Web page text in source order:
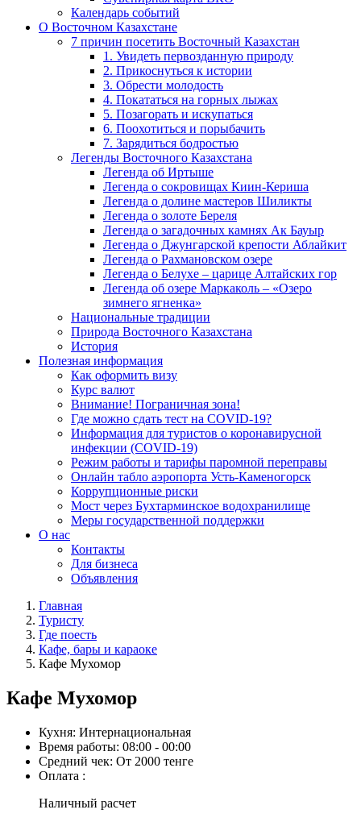
Календарь событий
О Восточном Казахстане
7 причин посетить Восточный Казахстан
1. Увидеть первозданную природу
2. Прикоснуться к истории
3. Обрести молодость
4. Покататься на горных лыжах
5. Позагорать и искупаться
6. Поохотиться и порыбачить
7. Зарядиться бодростью
Легенды Восточного Казахстана
Легенда об Иртыше
Легенда о сокровищах Киин-Кериша
Легенда о долине мастеров Шиликты
Легенда о золоте Береля
Легенда о загадочных камнях Ак Бауыр
Легенда о Джунгарской крепости Аблайкит
Легенда о Рахмановском озере
Легенда о Белухе – царице Алтайских гор
Легенда об озере Маркаколь – «Озеро
зимнего ягненка»
Национальные традиции
Природа Восточного Казахстана
История
Полезная информация
Как оформить визу
Курс валют
Внимание! Пограничная зона!
Где можно сдать тест на COVID-19?
Информация для туристов о коронавирусной
инфекции (COVID-19)
Режим работы и тарифы паромной переправы
Онлайн табло аэропорта Усть-Каменогорск
Коррупционные риски
Мост через Бухтарминское водохранилище
Меры государственной поддержки
О нас
Контакты
Для бизнеса
Объявления
Главная
Туристу
Где поесть
Кафе, бары и караоке
Кафе Мухомор
Кафе Мухомор
Кухня: Интернациональная
Время работы: 08:00 - 00:00
Средний чек: От 2000 тенге
Оплата :
Наличный расчет